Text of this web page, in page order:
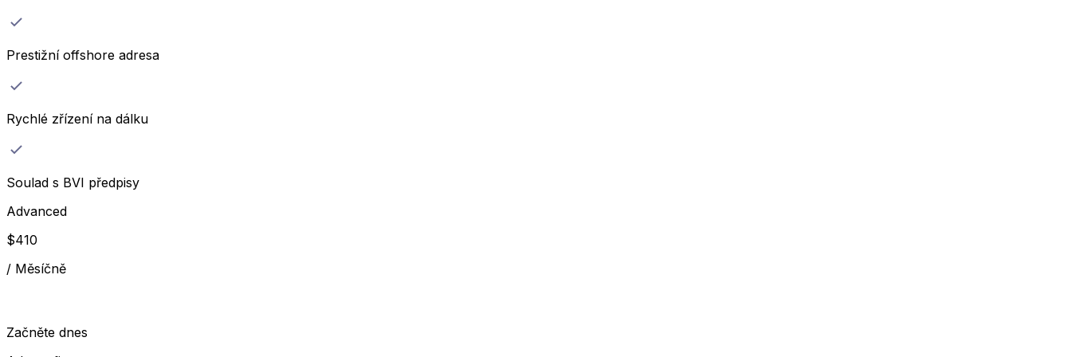
Prestižní offshore adresa
Rychlé zřízení na dálku
Soulad s BVI předpisy
Advanced
$410
/ Měsíčně
Začněte dnes